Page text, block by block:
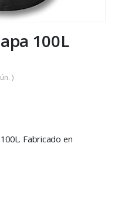
100L
)
Fabricado en